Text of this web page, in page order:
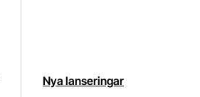
Nya lanseringar